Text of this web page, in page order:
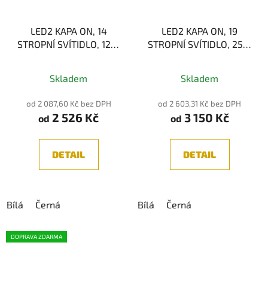
LED2 KAPA ON, 14
STROPNÍ SVÍTIDLO, 12W
Skladem
od 2 087,60 Kč bez DPH
od 2 526 Kč
DETAIL
Bílá Černá
LED2 KAPA ON, 19
STROPNÍ SVÍTIDLO, 25W
Skladem
od 2 603,31 Kč bez DPH
od 3 150 Kč
DETAIL
Bílá Černá
DOPRAVA ZDARMA